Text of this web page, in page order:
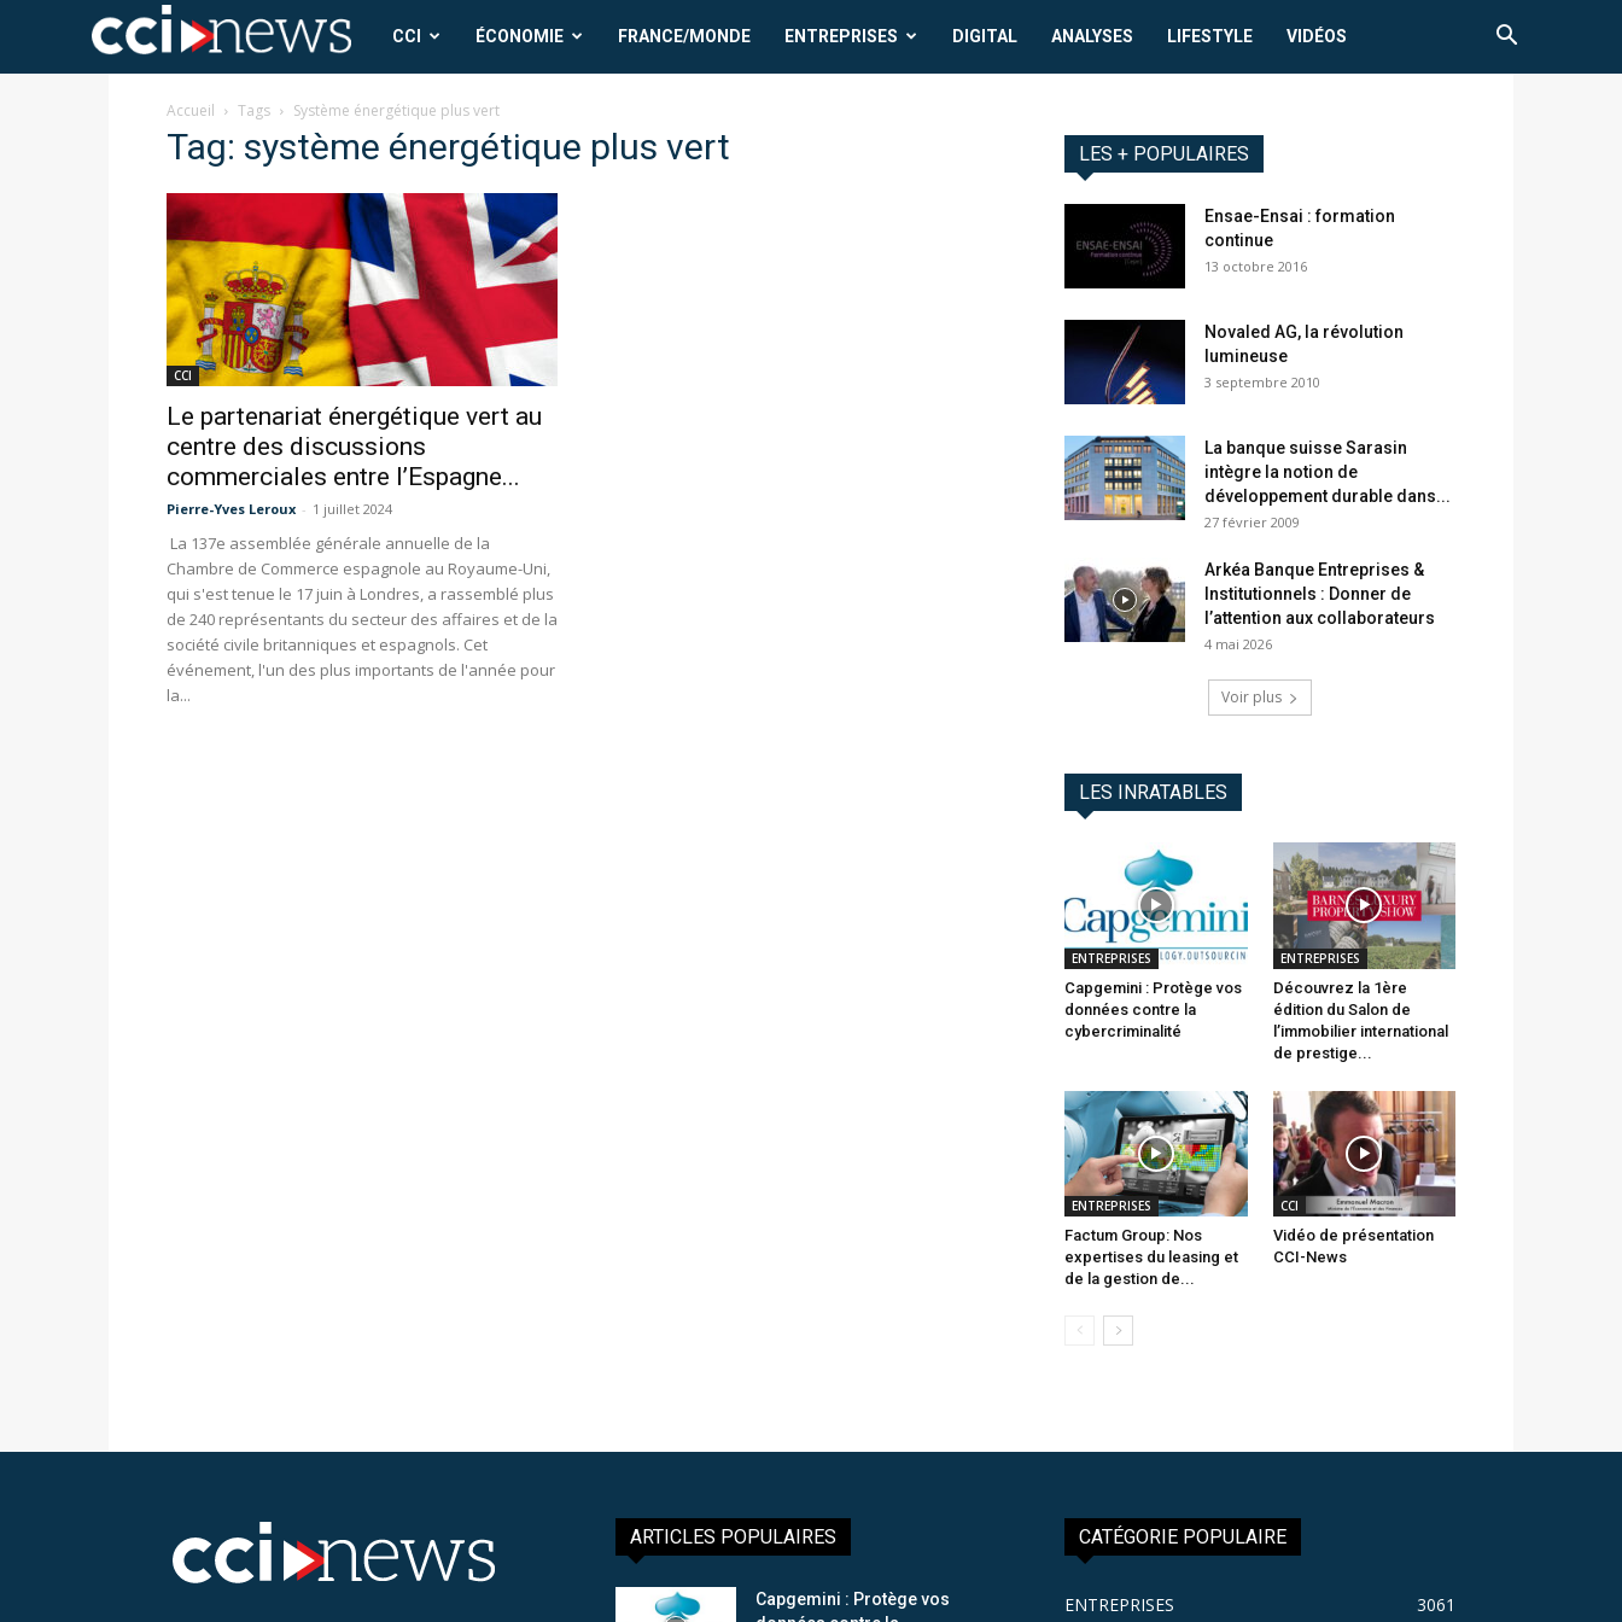
CCI
News
CCI ÉCONOMIE FRANCE/MONDE ENTREPRISES DIGITAL ANALYSES LIFESTYLE VIDÉOS
Accueil Tags Système énergétique plus vert
Tag: système énergétique plus vert
CCI
Le partenariat énergétique vert au
centre des discussions
commerciales entre l’Espagne...
Pierre-Yves Leroux - 1 juillet 2024
La 137e assemblée générale annuelle de la
Chambre de Commerce espagnole au Royaume-Uni,
qui s'est tenue le 17 juin à Londres, a rassemblé plus
de 240 représentants du secteur des affaires et de la
société civile britanniques et espagnols. Cet
événement, l'un des plus importants de l'année pour
la...
LES + POPULAIRES
Ensae-Ensai : formation
continue
13 octobre 2016
Novaled AG, la révolution
lumineuse
3 septembre 2010
La banque suisse Sarasin
intègre la notion de
développement durable dans...
27 février 2009
Arkéa Banque Entreprises &
Institutionnels : Donner de
l’attention aux collaborateurs
4 mai 2026
Voir plus
LES INRATABLES
ENTREPRISES
Capgemini : Protège vos
données contre la
cybercriminalité
ENTREPRISES
Découvrez la 1ère
édition du Salon de
l’immobilier international
de prestige...
ENTREPRISES
Factum Group: Nos
expertises du leasing et
de la gestion de...
CCI
Vidéo de présentation
CCI-News
ARTICLES POPULAIRES
Capgemini : Protège vos
CATÉGORIE POPULAIRE
ENTREPRISES 3061